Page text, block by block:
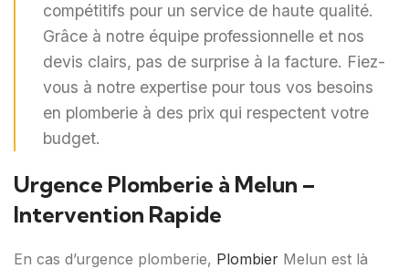
compétitifs pour un service de haute qualité.
Grâce à notre équipe professionnelle et nos
devis clairs, pas de surprise à la facture. Fiez-
vous à notre expertise pour tous vos besoins
en plomberie à des prix qui respectent votre
budget.
Urgence Plomberie à Melun –
Intervention Rapide
En cas d’urgence plomberie, Plombier Melun est là